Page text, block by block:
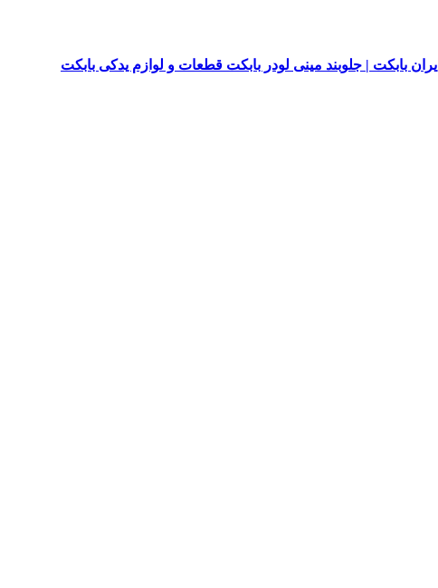
ایران بابکت | جلوبند مینی لودر بابکت قطعات و لوازم یدکی بابکت